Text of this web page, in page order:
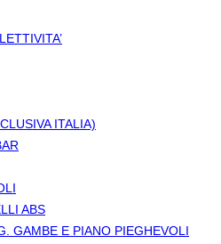
ITALIA)
ABS
GAMBE E PIANO PIEGHEVOLI